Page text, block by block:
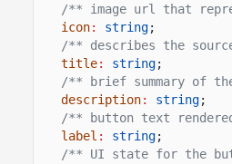
/** image url that
icon: string;
/** describes the
title: string;
/** brief summary of
description: string;
/** button text
label : string;
/** UI state for the